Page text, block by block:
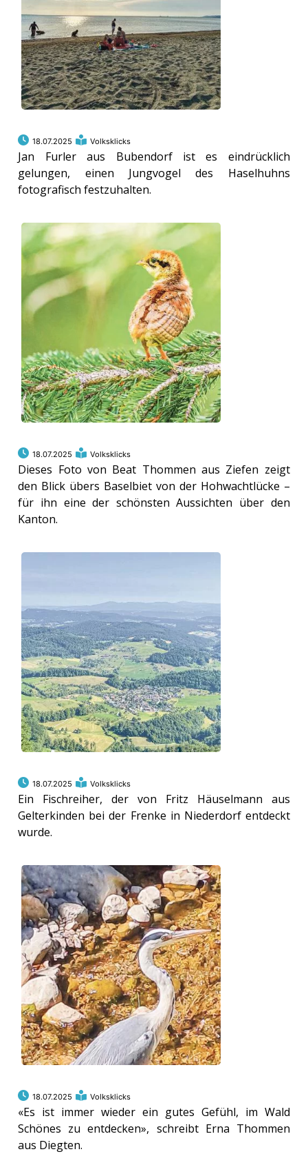
18.07.2025 Volksklicks
Jan Furler aus Bubendorf ist es eindrücklich
gelungen, einen Jungvogel des Haselhuhns
fotografisch festzuhalten.
18.07.2025 Volksklicks
Dieses Foto von Beat Thommen aus Ziefen zeigt
den Blick übers Baselbiet von der Hohwachtlücke –
für ihn eine der schönsten Aussichten über den
Kanton.
18.07.2025 Volksklicks
Ein Fischreiher, der von Fritz Häuselmann aus
Gelterkinden bei der Frenke in Niederdorf entdeckt
wurde.
18.07.2025 Volksklicks
«Es ist immer wieder ein gutes Gefühl, im Wald
Schönes zu entdecken», schreibt Erna Thommen
aus Diegten.